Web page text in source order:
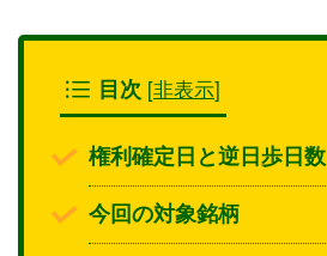
目次 [非表示]
権利確定日と逆日歩日数
今回の対象銘柄